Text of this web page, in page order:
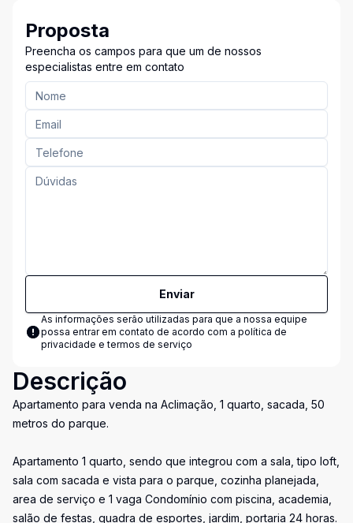
Proposta
Preencha os campos para que um de nossos
especialistas entre em contato
Enviar
As informações serão utilizadas para que a nossa equipe
possa entrar em contato de acordo com a política de
privacidade e termos de serviço
Descrição
Apartamento para venda na Aclimação, 1 quarto, sacada, 50
metros do parque.
Apartamento 1 quarto, sendo que integrou com a sala, tipo loft,
sala com sacada e vista para o parque, cozinha planejada,
area de serviço e 1 vaga Condomínio com piscina, academia,
salão de festas, quadra de esportes, jardim, portaria 24 horas.